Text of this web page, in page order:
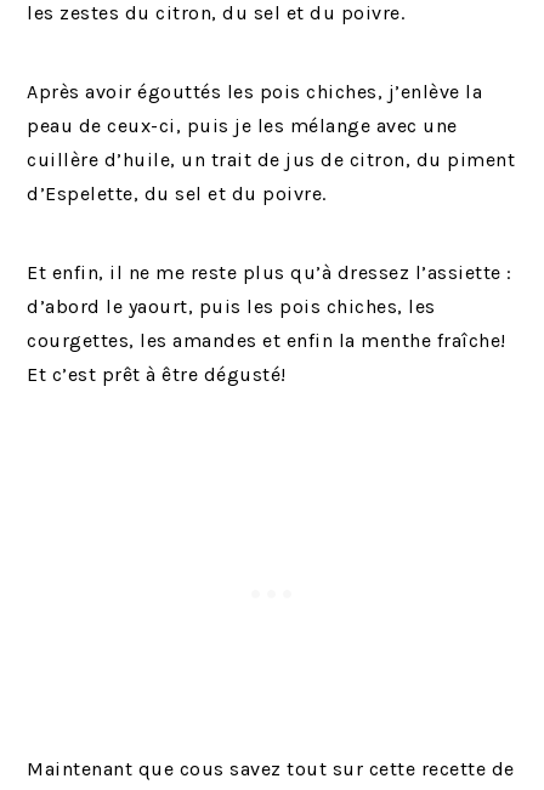
les zestes du citron, du sel et du poivre.
Après avoir égouttés les pois chiches, j’enlève la
peau de ceux-ci, puis je les mélange avec une
cuillère d’huile, un trait de jus de citron, du piment
d’Espelette, du sel et du poivre.
Et enfin, il ne me reste plus qu’à dressez l’assiette :
d’abord le yaourt, puis les pois chiches, les
courgettes, les amandes et enfin la menthe fraîche!
Et c’est prêt à être dégusté!
Maintenant que cous savez tout sur cette recette de